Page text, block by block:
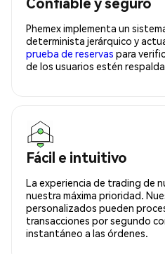
Phemex implementa un
determinista jerárquico y
prueba de reservas para
de los usuarios estén
Fácil e intuitivo
La experiencia de trading de
nuestra máxima prioridad.
personalizados pueden
transacciones por segundo
instantáneo a las órdenes.